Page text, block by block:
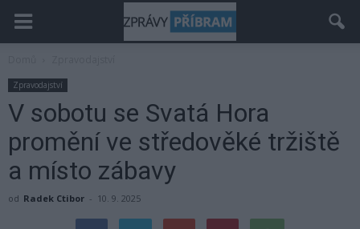
Zpravodajství
V sobotu se Svatá Hora
promění ve středověké tržiště
a místo zábavy
od Radek Ctibor - 10. 9. 2025